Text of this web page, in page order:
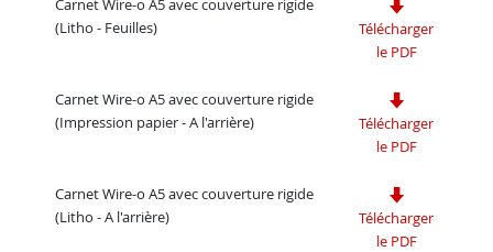
Carnet Wire-o A5 avec couverture rigide
(Litho - Feuilles)
Télécharger
le PDF
Carnet Wire-o A5 avec couverture rigide
(Impression papier - A l'arrière)
Télécharger
le PDF
Carnet Wire-o A5 avec couverture rigide
(Litho - A l'arrière)
Télécharger
le PDF